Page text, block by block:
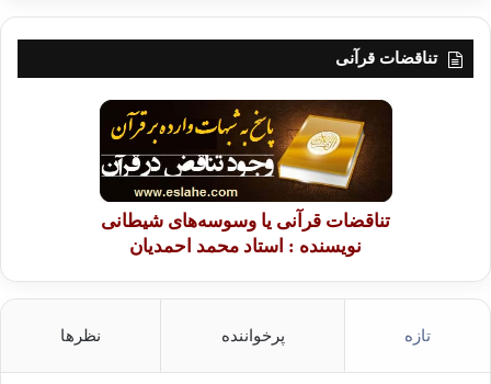
تناقضات قرآنی
تناقضات قرآنی یا وسوسه‌های شیطانی
نویسنده : استاد محمد احمدیان
تازه پرخواننده نظرها